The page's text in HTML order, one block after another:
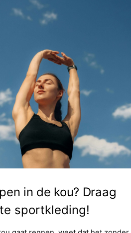
in de kou? Draag
sportkleding!